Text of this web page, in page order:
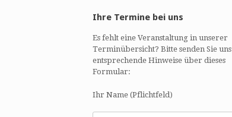
Ihre Termine bei uns
Es fehlt eine Veranstaltung in unserer
Terminübersicht? Bitte senden Sie uns
entsprechende Hinweise über dieses
Formular:
Ihr Name (Pflichtfeld)